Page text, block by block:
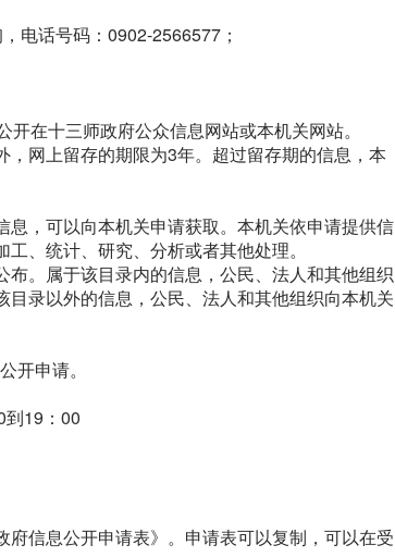
电话号码： 0902-2566577 ；
在十三师政府公众信息网站或本机关网站。
网上留存的期限为3年。超过留存期的信息，本
，可以向本机关申请获取。本机关依申请提供信
、统计、研究、分析或者其他处理。
。属于该目录内的信息，公民、法人和其他组织
录以外的信息，公民、法人和其他组织向本机关
开申请。
到19：00
信息公开申请表》。申请表可以复制，可以在受